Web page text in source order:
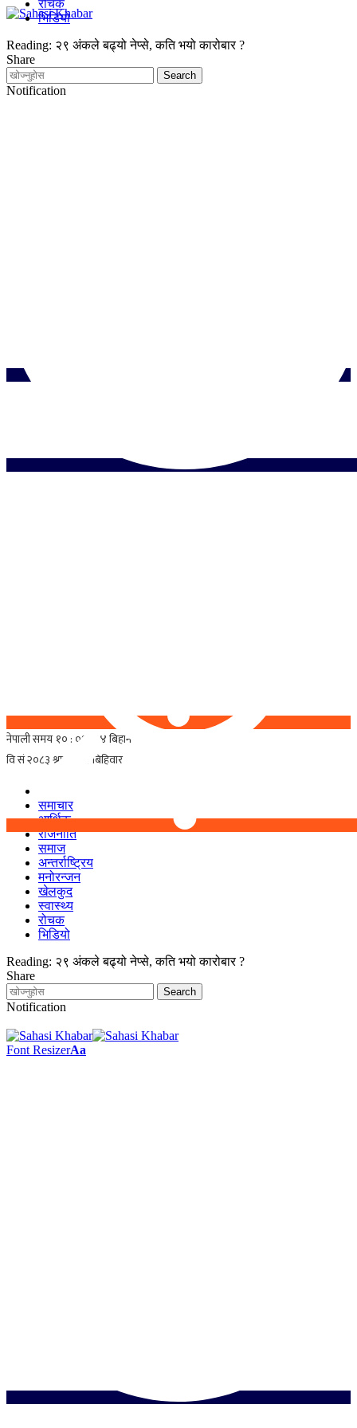
समाचार
आर्थिक
राजनीति
समाज
अन्तर्राष्ट्रिय
मनोरन्जन
खेलकुद
स्वास्थ्य
रोचक
भिडियो
Reading: २९ अंकले बढ्यो नेप्से, कति भयो कारोबार ?
Share
Notification
रोचक
भिडियो
Reading: २९ अंकले बढ्यो नेप्से, कति भयो कारोबार ?
Share
Notification
Font ResizerAa